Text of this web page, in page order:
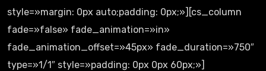
style=»margin: 0px auto;padding: 0px;»][cs_column
fade=»false» fade_animation=»in»
fade_animation_offset=»45px» fade_duration=»750″
type=»1/1″ style=»padding: 0px 0px 60px;»]